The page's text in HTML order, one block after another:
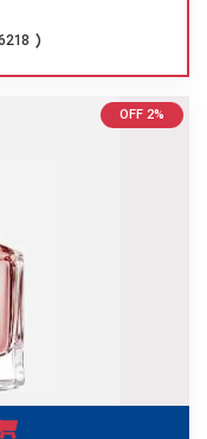
( 6218 بازدید )
OFF 2%